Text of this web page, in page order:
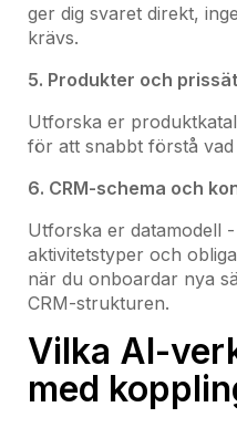
ger dig svaret direkt,
krävs.
5. Produkter och
Utforska er
för att snabbt förstå
6. CRM-schema och
Utforska er datamodell
aktivitetstyper och
när du onboardar nya
CRM-strukturen.
Vilka AI-
med